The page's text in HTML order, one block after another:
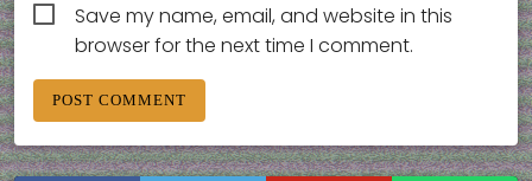
Save my name, email, and website in this
browser for the next time I comment.